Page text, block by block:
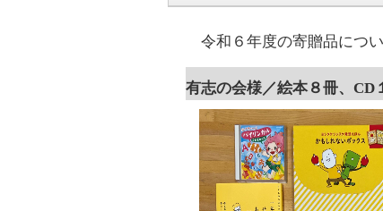
令和６年度の寄贈品につ
有志の会様／絵本８冊、CD